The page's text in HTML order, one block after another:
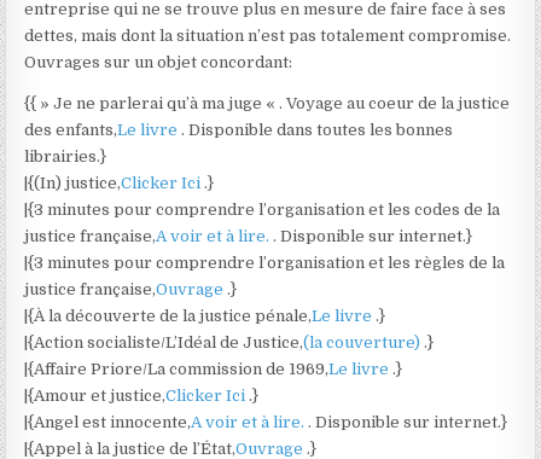
entreprise qui ne se trouve plus en mesure de faire face à ses
dettes, mais dont la situation n’est pas totalement compromise.
Ouvrages sur un objet concordant:
{{ » Je ne parlerai qu’à ma juge « . Voyage au coeur de la justice
des enfants,Le livre . Disponible dans toutes les bonnes
librairies.}
|{(In) justice,Clicker Ici .}
|{3 minutes pour comprendre l’organisation et les codes de la
justice française,A voir et à lire. . Disponible sur internet.}
|{3 minutes pour comprendre l’organisation et les règles de la
justice française,Ouvrage .}
|{À la découverte de la justice pénale,Le livre .}
|{Action socialiste/L’Idéal de Justice,(la couverture) .}
|{Affaire Priore/La commission de 1969,Le livre .}
|{Amour et justice,Clicker Ici .}
|{Angel est innocente,A voir et à lire. . Disponible sur internet.}
|{Appel à la justice de l’État,Ouvrage .}